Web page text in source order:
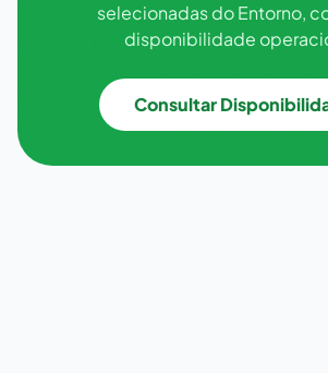
selecionadas do Entorno,
disponibilidade
Consultar